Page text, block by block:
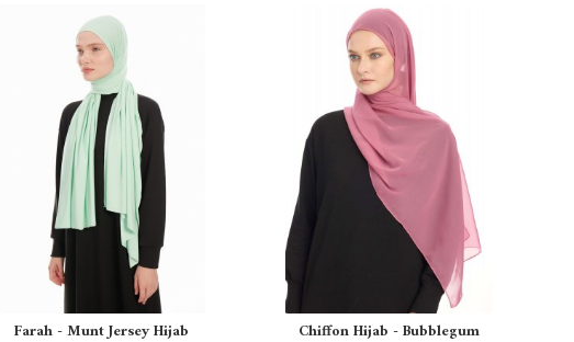
Farah - Munt Jersey Hijab Chiffon Hijab - Bubblegum